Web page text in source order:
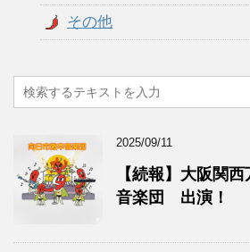
その他
2025/09/11
【続報】大阪関
音楽団 出演！